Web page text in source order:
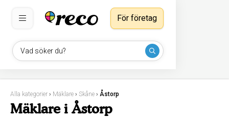
Vad söker du?
För företag
Alla kategorier › Mäklare › Skåne › Åstorp
Mäklare i Åstorp